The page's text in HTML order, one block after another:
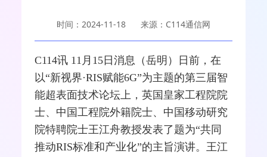
时间：2024-11-18 来源：C114通信网
C114讯 11月15日消息（岳明）日前，在
以“新视界·RIS赋能6G”为主题的第三届智
能超表面技术论坛上，英国皇家工程院院
士、中国工程院外籍院士、 中国移动研究
院特聘院士王江舟教授发表了题为“共同
推动RIS标准和产业化”的主旨演讲。王江